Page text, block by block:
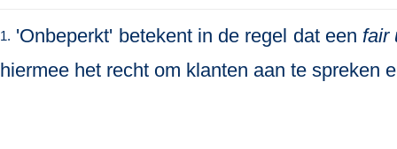
1. 'Onbeperkt' betekent in de regel dat een fair
hiermee het recht om klanten aan te spreken